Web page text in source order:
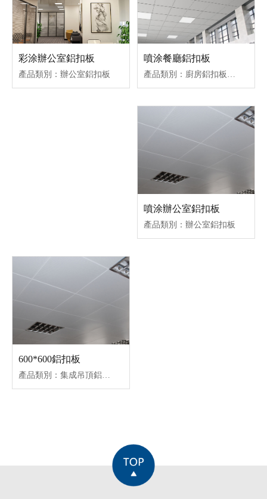
彩涂辦公室鋁扣板
產品類別：辦公室鋁扣板
噴涂餐廳鋁扣板
產品類別：廚房鋁扣板吊頂
噴涂辦公室鋁扣板
產品類別：辦公室鋁扣板
600*600鋁扣板